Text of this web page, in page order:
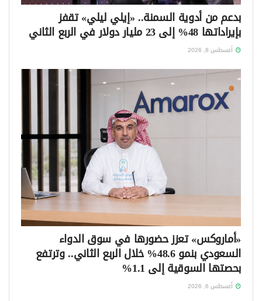
بدعم من أدوية السمنة.. «إيلي ليلي» تقفز
بإيراداتها 48% إلى 23 مليار دولار في الربع الثاني
أغسطس 8, 2026
«أماروكس» تعزز حضورها في سوق الدواء
السعودي بنمو 48.6% خلال الربع الثاني.. وترتفع
بحصتها السوقية إلى 1.1%
أغسطس 6, 2026